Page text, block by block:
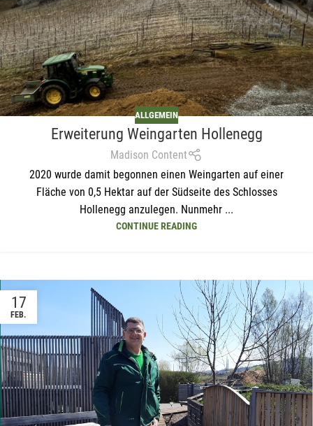
ALLGEMEIN
Erweiterung Weingarten Hollenegg
Madison Content
2020 wurde damit begonnen einen Weingarten auf einer
Fläche von 0,5 Hektar auf der Südseite des Schlosses
Hollenegg anzulegen. Nunmehr ...
CONTINUE READING
17
FEB.
Mit unserem Newsletter sind Sie
immer top-informiert über
Veranstaltungen und Aktionen
unseres Unternehmens.
Name*